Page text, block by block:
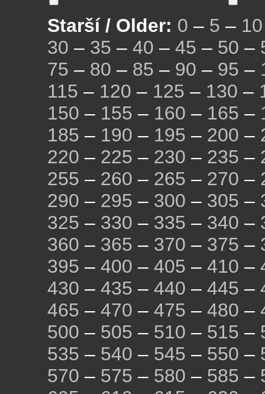
Starší / Older: 0 – 5 – 10
30 – 35 – 40 – 45 – 50 –
75 – 80 – 85 – 90 – 95 –
115 – 120 – 125 – 130 –
150 – 155 – 160 – 165 –
185 – 190 – 195 – 200 –
220 – 225 – 230 – 235 –
255 – 260 – 265 – 270 –
290 – 295 – 300 – 305 –
325 – 330 – 335 – 340 –
360 – 365 – 370 – 375 –
395 – 400 – 405 – 410 –
430 – 435 – 440 – 445 –
465 – 470 – 475 – 480 –
500 – 505 – 510 – 515 –
535 – 540 – 545 – 550 –
570 – 575 – 580 – 585 –